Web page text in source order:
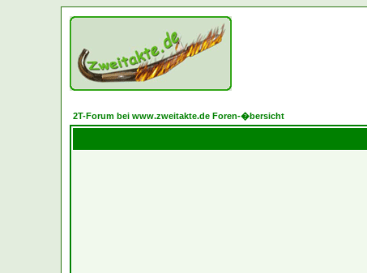
2T-Forum bei www.zweitakte.de Foren-�bersicht